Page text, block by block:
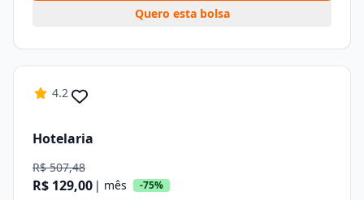
Quero esta bolsa
4.2
Hotelaria
R$ 507,48
R$ 129,00 | mês -75%